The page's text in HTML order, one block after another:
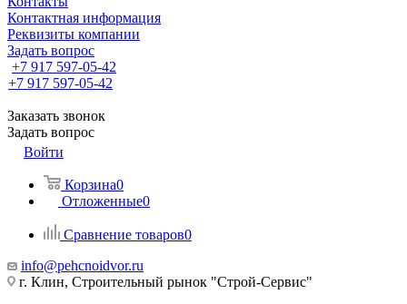
Контактная информация
Реквизиты компании
Задать вопрос
+7 917 597-05-42
+7 917 597-05-42
Заказать звонок
Задать вопрос
Войти
Корзина0
Отложенные0
Сравнение товаров0
info@pehcnoidvor.ru
г. Клин, Строительный рынок "Строй-Сервис"